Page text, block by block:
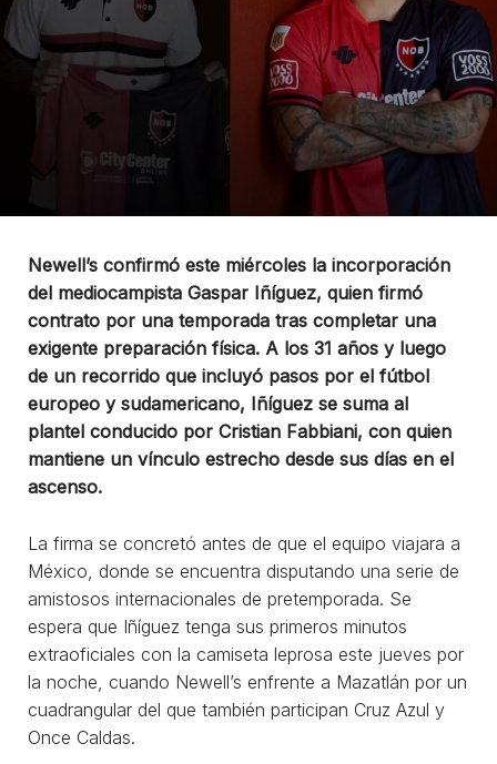
Newell’s confirmó este miércoles la incorporación
del mediocampista Gaspar Iñíguez, quien firmó
contrato por una temporada tras completar una
exigente preparación física. A los 31 años y luego
de un recorrido que incluyó pasos por el fútbol
europeo y sudamericano, Iñíguez se suma al
plantel conducido por Cristian Fabbiani, con quien
mantiene un vínculo estrecho desde sus días en el
ascenso.
La firma se concretó antes de que el equipo viajara a
México, donde se encuentra disputando una serie de
amistosos internacionales de pretemporada. Se
espera que Iñíguez tenga sus primeros minutos
extraoficiales con la camiseta leprosa este jueves por
la noche, cuando Newell’s enfrente a Mazatlán por un
cuadrangular del que también participan Cruz Azul y
Once Caldas.